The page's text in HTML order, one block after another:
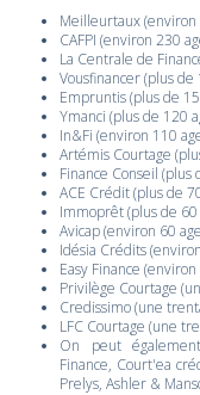
Meilleurtaux (environ
CAFPI (environ 230
La Centrale de
Vousfinancer (plus de
Empruntis (plus de
Ymanci (plus de 120
In&Fi (environ 110
Artémis Courtage
Finance Conseil (plus
ACE Crédit (plus de
Immoprêt (plus de 60
Avicap (environ 60
Idésia Crédits
Easy Finance
Privilège Courtage
Credissimo (une
LFC Courtage (une
On peut
Finance, Court'ea
Prelys, Ashler &